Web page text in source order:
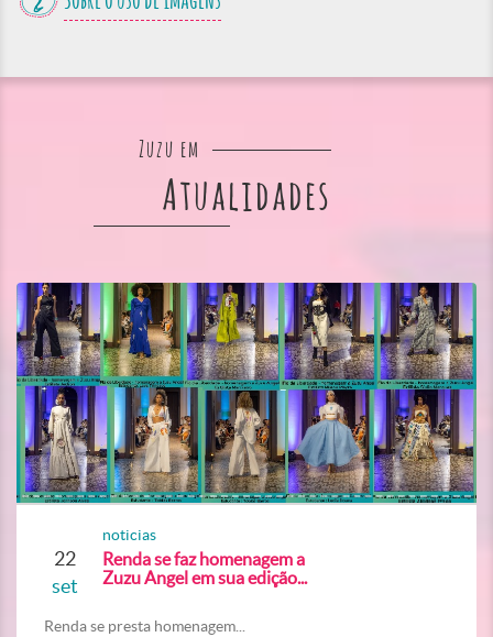
Zuzu em
Atualidades
22
set
noticias
Renda se faz homenagem a
Zuzu Angel em sua edição...
Renda se presta homenagem...